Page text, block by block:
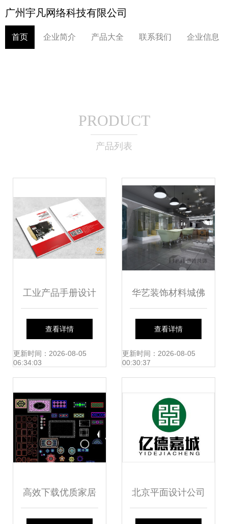
广州宇凡网络科技有限公司
首页 企业简介 产品大全 联系我们 企业信息
PRODUCT
产品列表
工业产品手册设计
如何通过视觉语言
彰显公司独特魅
查看详情
更新时间：2026-08-05
06:34:03
华艺装饰材料城佛
罗斯卫浴展厅 现代
美学与功能主义的
查看详情
更新时间：2026-08-05
00:30:37
高效下载优质家居 北京平面设计公司